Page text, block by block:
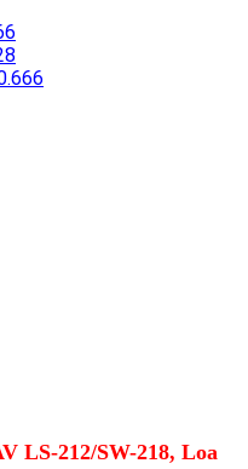
LS-212/SW-218, Loa